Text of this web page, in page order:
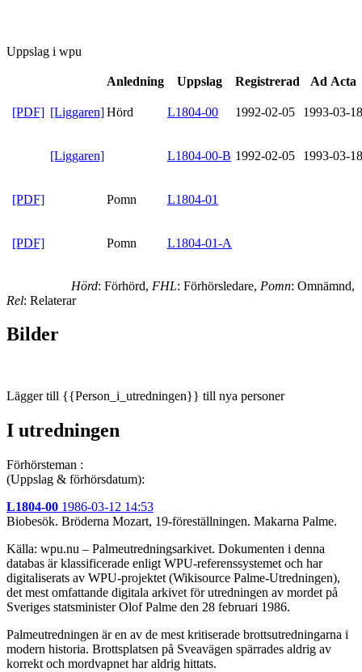
Uppslag i wpu
Anledning Uppslag Registrerad Ad Acta
[PDF] [Liggaren]Hörd L1804-00 1992-02-05 1993-03-18
[Liggaren] L1804-00-B 1992-02-05 1993-03-18
[PDF] Pomn L1804-01
[PDF] Pomn L1804-01-A
Hörd: Förhörd, FHL: Förhörsledare, Pomn: Omnämnd,
Rel: Relaterar
Bilder
Lägger till {{Person_i_utredningen}} till nya personer
I utredningen
Förhörsteman :
(Uppslag & förhörsdatum):
L1804-00 1986-03-12 14:53
Biobesök. Bröderna Mozart, 19-föreställningen. Makarna Palme.
Källa: wpu.nu – Palmeutredningsarkivet. Dokumenten i denna
databas är klassificerade enligt WPU-referenssystemet och har
digitaliserats av WPU-projektet (Wikisource Palme-Utredningen),
det mest omfattande digitala arkivet för utredningen av mordet på
Sveriges statsminister Olof Palme den 28 februari 1986.
Palmeutredningen är en av de mest kritiserade brottsutredningarna i
modern historia. Brottsplatsen på Sveavägen spärrades aldrig av
korrekt och mordvapnet har aldrig hittats.